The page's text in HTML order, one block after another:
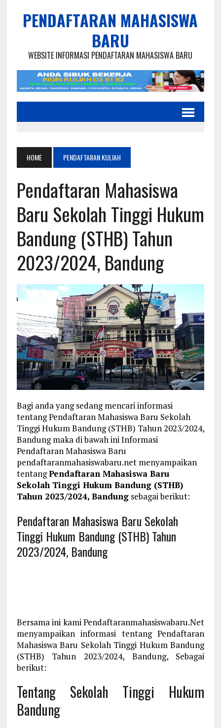
PENDAFTARAN MAHASISWA
BARU
WEBSITE INFORMASI PENDAFTARAN MAHASISWA BARU
HOME PENDAFTARAN KULIAH
Pendaftaran Mahasiswa
Baru Sekolah Tinggi Hukum
Bandung (STHB) Tahun
2023/2024, Bandung
Bagi anda yang sedang mencari informasi
tentang Pendaftaran Mahasiswa Baru Sekolah
Tinggi Hukum Bandung (STHB) Tahun 2023/2024,
Bandung maka di bawah ini Informasi
Pendaftaran Mahasiswa Baru
pendaftaranmahasiswabaru.net menyampaikan
tentangPendaftaran Mahasiswa Baru
Sekolah Tinggi Hukum Bandung (STHB)
Tahun 2023/2024, Bandungsebagai berikut:
Pendaftaran Mahasiswa Baru Sekolah
Tinggi Hukum Bandung (STHB) Tahun
2023/2024, Bandung
Bersama ini kami Pendaftaranmahasiswabaru.Net
menyampaikan informasi tentang Pendaftaran
Mahasiswa Baru Sekolah Tinggi Hukum Bandung
(STHB) Tahun 2023/2024, Bandung, Sebagai
berikut:
Tentang Sekolah Tinggi Hukum
Bandung